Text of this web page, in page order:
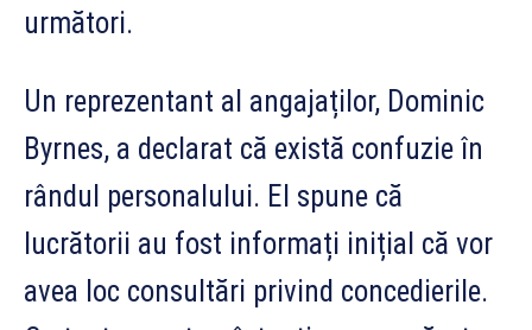
următori.
Un reprezentant al angajaților, Dominic
Byrnes, a declarat că există confuzie în
rândul personalului. El spune că
lucrătorii au fost informați inițial că vor
avea loc consultări privind concedierile.